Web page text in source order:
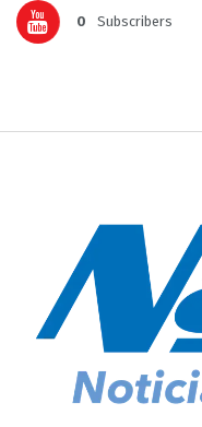
0 Subscribers